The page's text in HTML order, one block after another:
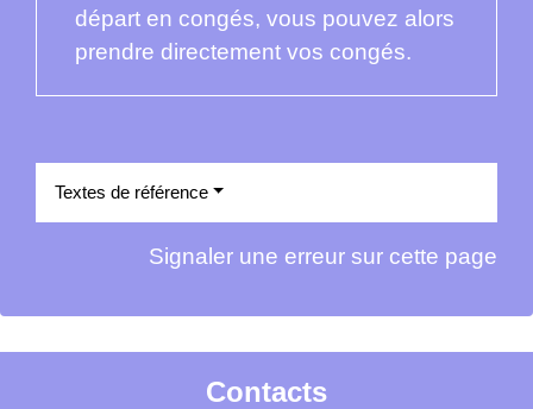
départ en congés, vous pouvez alors
prendre directement vos congés.
Textes de référence
Signaler une erreur sur cette page
Contacts